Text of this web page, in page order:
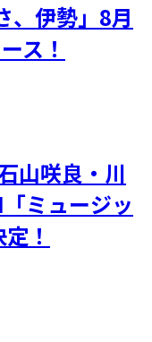
、伊勢」8月
ス！
山咲良・川
ミュージッ
！